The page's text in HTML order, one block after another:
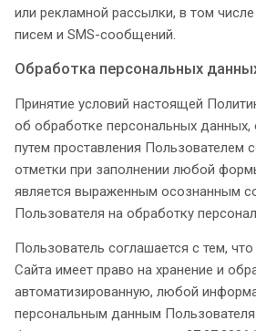
или рекламной рассылки, в том
писем и SMS-сообщений.
Обработка персональных
Принятие условий настоящей
об обработке персональных данных,
путем проставления Пользователем
отметки при заполнении любой
является выраженным осознанным
Пользователя на обработку
Пользователь соглашается с тем,
Сайта имеет право на хранение и
автоматизированную, любой
персональным данным Пользователя